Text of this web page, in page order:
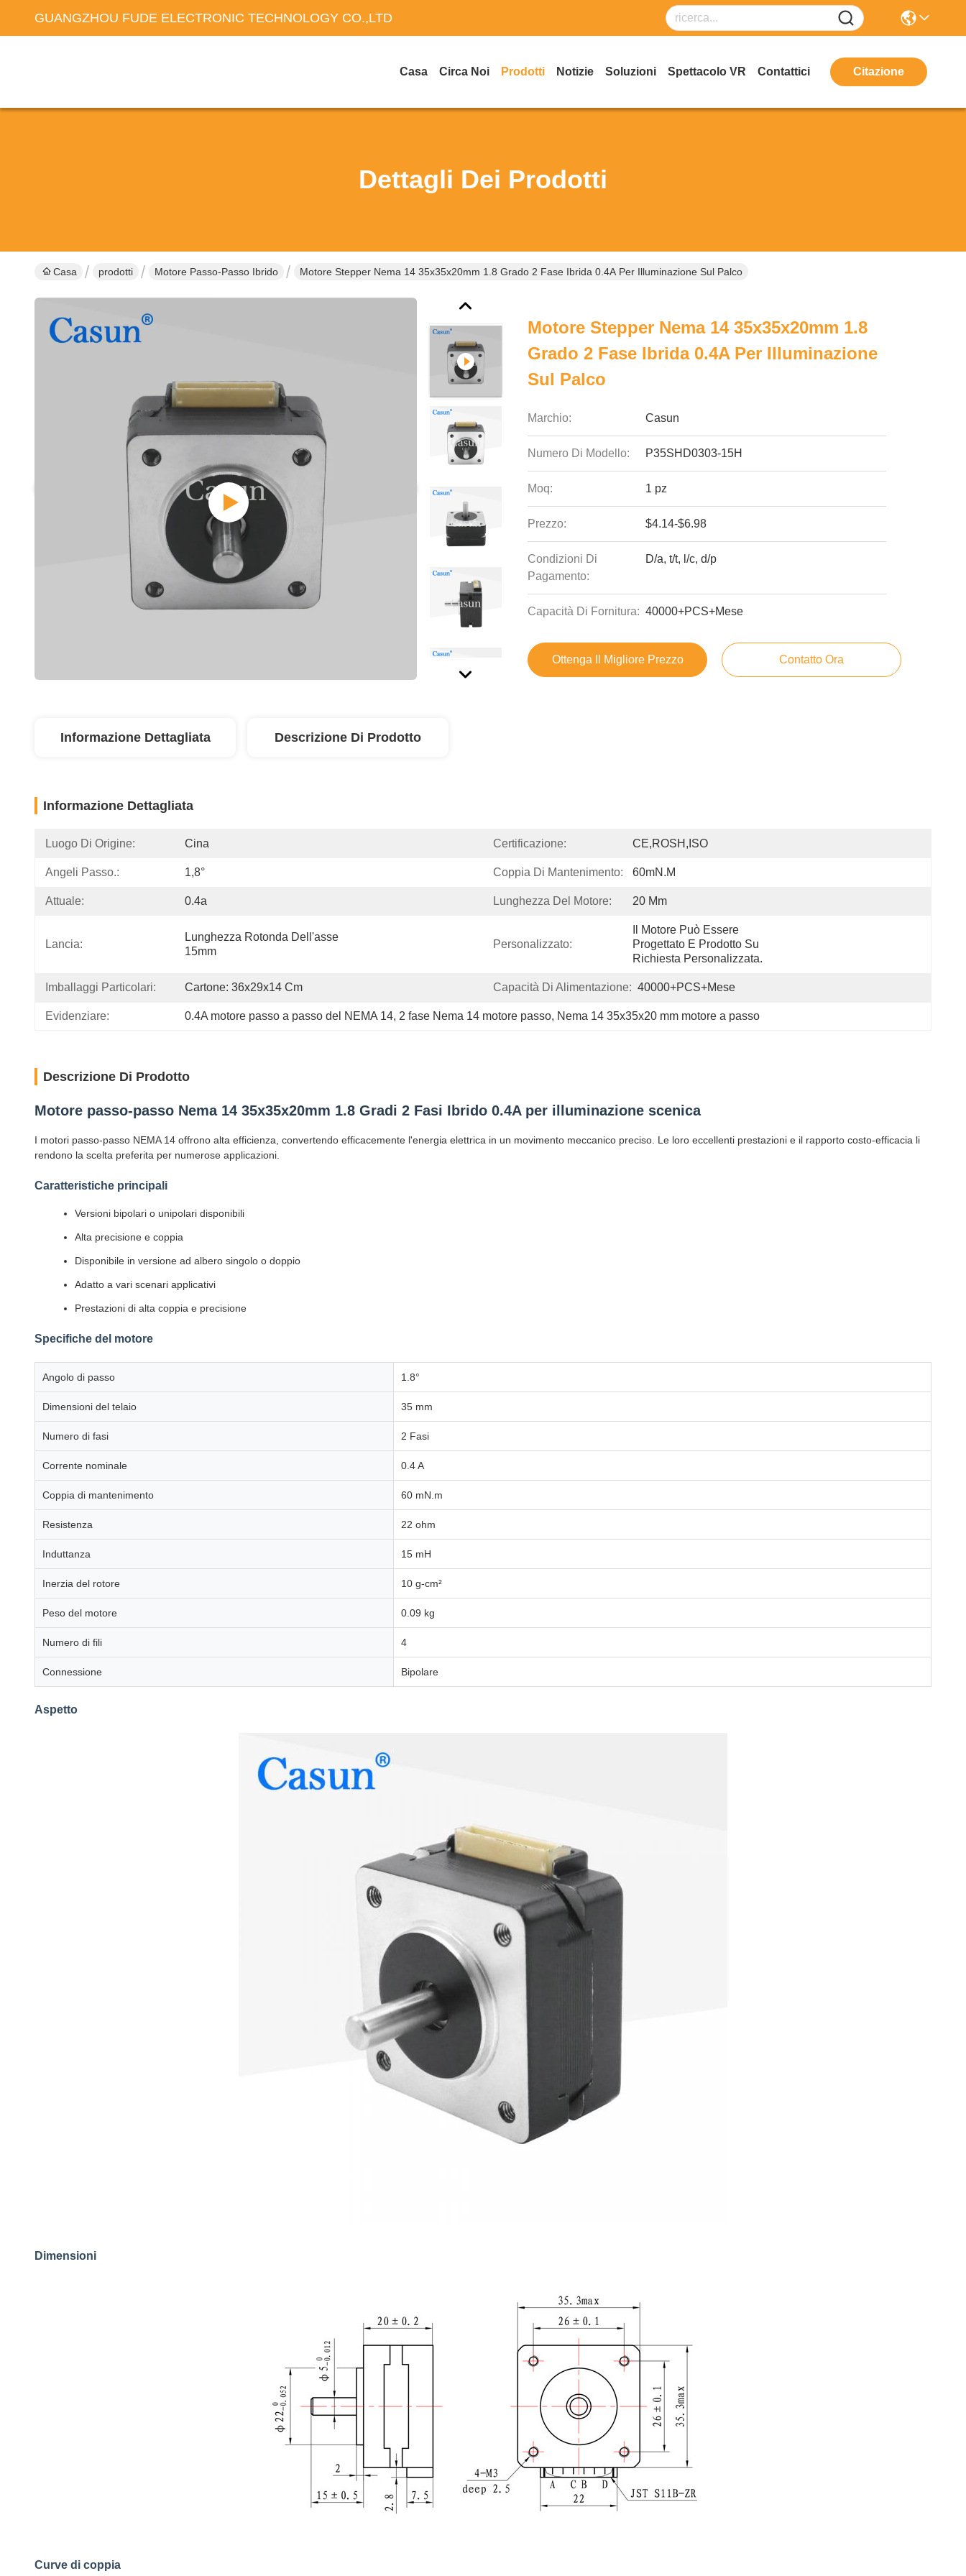
GUANGZHOU FUDE ELECTRONIC TECHNOLOGY CO.,LTD
Casa Circa Noi Prodotti Notizie Soluzioni Spettacolo VR Contattici Citazione
Dettagli Dei Prodotti
Casa prodotti Motore Passo-Passo Ibrido Motore Stepper Nema 14 35x35x20mm 1.8 Grado 2 Fase Ibrida 0.4A Per Illuminazione Sul Palco
Motore Stepper Nema 14 35x35x20mm 1.8
Grado 2 Fase Ibrida 0.4A Per Illuminazione
Sul Palco
Marchio: Casun
Numero Di Modello: P35SHD0303-15H
Moq: 1 pz
Prezzo: $4.14-$6.98
Condizioni Di
Pagamento:
D/a, t/t, l/c, d/p
Capacità Di Fornitura: 40000+PCS+Mese
Ottenga Il Migliore Prezzo Contatto Ora
Informazione Dettagliata Descrizione Di Prodotto
Informazione Dettagliata
Luogo Di Origine: Cina Certificazione: CE,ROSH,ISO
Angeli Passo.: 1,8° Coppia Di Mantenimento: 60mN.m
Attuale: 0.4a Lunghezza Del Motore: 20 Mm
Lancia:
Lunghezza Rotonda Dell'asse
15mm
Personalizzato:
Il Motore Può Essere
Progettato E Prodotto Su
Richiesta Personalizzata.
Imballaggi Particolari: Cartone: 36x29x14 Cm Capacità Di Alimentazione: 40000+PCS+Mese
Evidenziare: 0.4A motore passo a passo del NEMA 14, 2 fase Nema 14 motore passo, Nema 14 35x35x20 mm motore a passo
Descrizione Di Prodotto
Motore passo-passo Nema 14 35x35x20mm 1.8 Gradi 2 Fasi Ibrido 0.4A per illuminazione scenica
I motori passo-passo NEMA 14 offrono alta efficienza, convertendo efficacemente l'energia elettrica in un movimento meccanico preciso. Le loro eccellenti prestazioni e il rapporto costo-efficacia li
rendono la scelta preferita per numerose applicazioni.
Caratteristiche principali
Versioni bipolari o unipolari disponibili
Alta precisione e coppia
Disponibile in versione ad albero singolo o doppio
Adatto a vari scenari applicativi
Prestazioni di alta coppia e precisione
Specifiche del motore
Angolo di passo 1.8°
Dimensioni del telaio 35 mm
Numero di fasi 2 Fasi
Corrente nominale 0.4 A
Coppia di mantenimento 60 mN.m
Resistenza 22 ohm
Induttanza 15 mH
Inerzia del rotore 10 g-cm²
Peso del motore 0.09 kg
Numero di fili 4
Connessione Bipolare
Aspetto
Dimensioni
Curve di coppia